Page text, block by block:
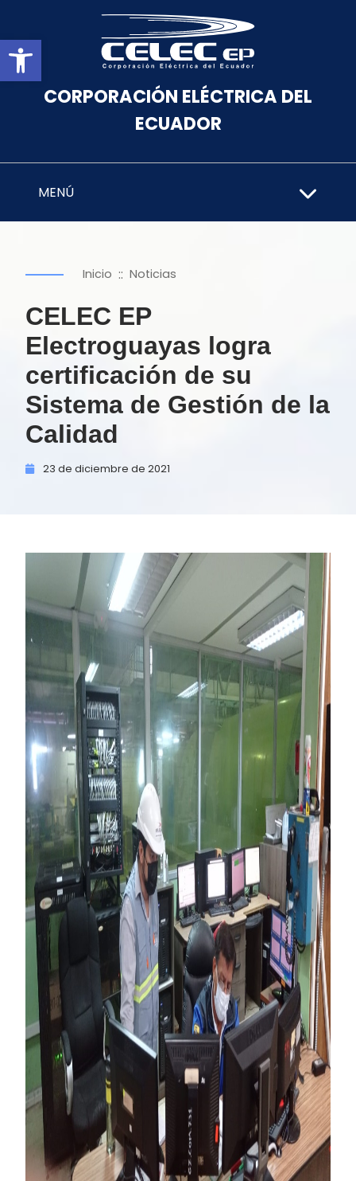
Abrir barra de herramientas
CORPORACIÓN ELÉCTRICA DEL
ECUADOR
MENÚ
Inicio :: Noticias
CELEC EP
Electroguayas logra
certificación de su
Sistema de Gestión de la
Calidad
23 de diciembre de 2021